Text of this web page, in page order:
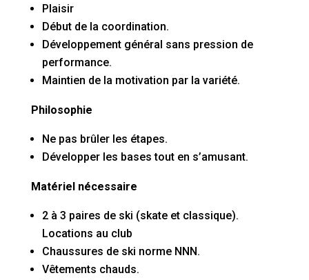
Plaisir
Début de la coordination.
Développement général sans pression de
performance.
Maintien de la motivation par la variété.
Philosophie
Ne pas brûler les étapes.
Développer les bases tout en s’amusant.
Matériel nécessaire
2 à 3 paires de ski (skate et classique).
Locations au club
Chaussures de ski norme NNN.
Vêtements chauds.